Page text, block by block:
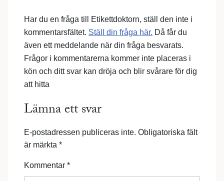
Har du en fråga till Etikettdoktorn, ställ den inte i
kommentarsfältet. Ställ din fråga här. Då får du
även ett meddelande när din fråga besvarats.
Frågor i kommentarerna kommer inte placeras i
kön och ditt svar kan dröja och blir svårare för dig
att hitta
Lämna ett svar
E-postadressen publiceras inte. Obligatoriska fält
är märkta *
Kommentar *